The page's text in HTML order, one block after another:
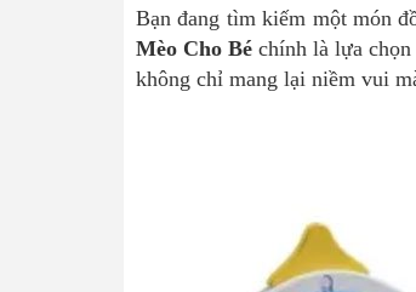
Bạn đang tìm kiếm một món
Mèo Cho Bé chính là lựa
không chỉ mang lại niềm vui